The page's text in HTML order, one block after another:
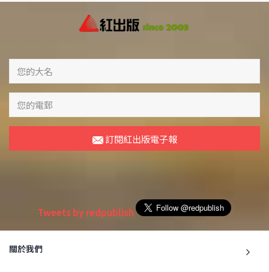
訂閱紅出版電子報
Tweets by redpublish
關於我們